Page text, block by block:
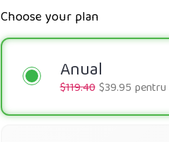
Choose your plan
Anual
$119.40$39.95 pentru